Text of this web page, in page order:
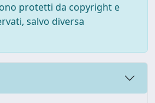
protetti da copyright e
salvo diversa